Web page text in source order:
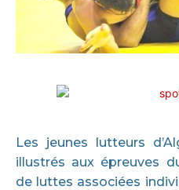
Les jeunes lutteurs
illustrés aux épreuves
de luttes associées